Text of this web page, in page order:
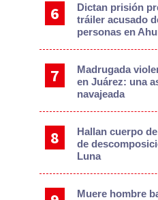
Dictan prisión
tráiler acusado
personas en
Madrugada
en Juárez: una
navajeada
Hallan cuerpo
de
Luna
Muere hombre